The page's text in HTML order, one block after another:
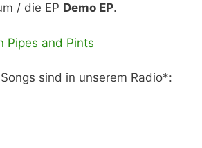
/ die EP Demo EP.
Pipes and Pints
sind in unserem Radio*: